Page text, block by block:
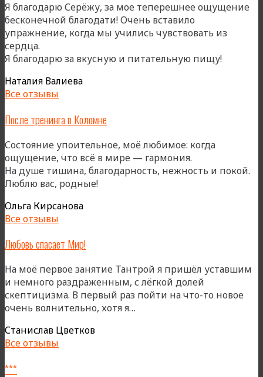
Я благодарю Серёжу, за мое теперешнее ощущение
бесконечной благодати! Очень вставило
упражнение, когда мы учились чувствовать из
сердца.
Я благодарю за вкусную и питательную пищу!«После
Наталия Валиева
Все отзывы
После тренинга в Коломне
Состояние упоительное, моё любимое: когда
ощущение, что всё в мире — гармония.
На душе тишина, благодарность, нежность и покой.
Люблю вас, родные!
Ольга Кирсанова
Все отзывы
Любовь спасает Мир!
На моё первое занятие Тантрой я пришёл уставшим
и немного раздраженным, с лёгкой долей
скептицизма. В первый раз пойти на что-то новое
очень волнительно, хотя я…
Станислав Цветков
Все отзывы
***